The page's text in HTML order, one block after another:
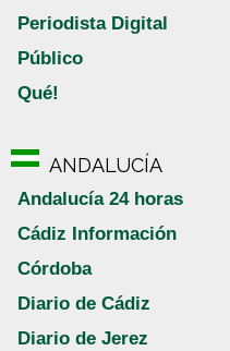
Periodista Digital
Público
Qué!
ANDALUCÍA
Andalucía 24 horas
Cádiz Información
Córdoba
Diario de Cádiz
Diario de Jerez